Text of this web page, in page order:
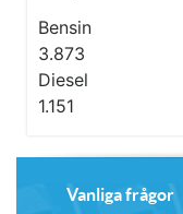
Bensin
3.873
Diesel
1.151
Vanliga frågor